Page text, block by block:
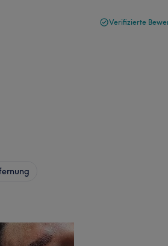
Verifizierte